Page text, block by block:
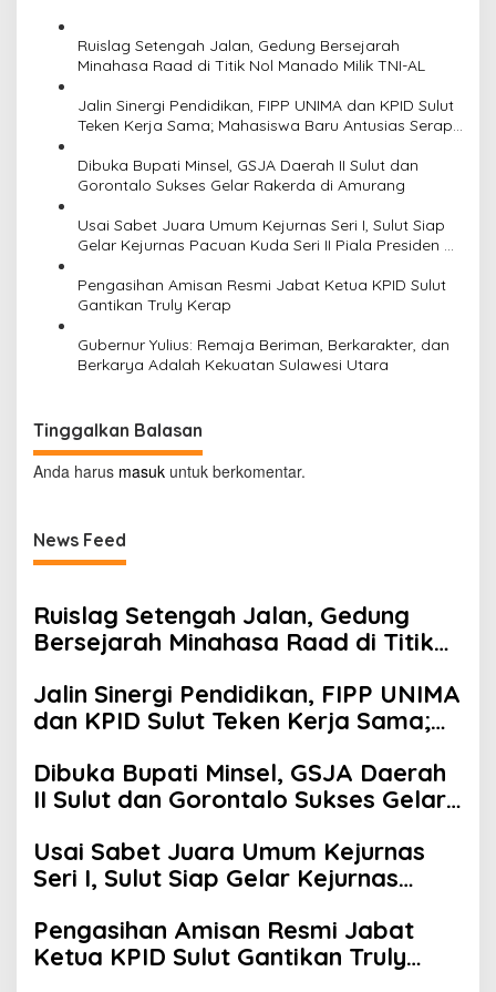
Ruislag Setengah Jalan, Gedung Bersejarah
Minahasa Raad di Titik Nol Manado Milik TNI-AL
Jalin Sinergi Pendidikan, FIPP UNIMA dan KPID Sulut
Teken Kerja Sama; Mahasiswa Baru Antusias Serap
Dibuka Bupati Minsel, GSJA Daerah II Sulut dan
Gorontalo Sukses Gelar Rakerda di Amurang
Usai Sabet Juara Umum Kejurnas Seri I, Sulut Siap
Gelar Kejurnas Pacuan Kuda Seri II Piala Presiden di
Pengasihan Amisan Resmi Jabat Ketua KPID Sulut
Gantikan Truly Kerap
Gubernur Yulius: Remaja Beriman, Berkarakter, dan
Berkarya Adalah Kekuatan Sulawesi Utara
Tinggalkan Balasan
Anda harus masuk untuk berkomentar.
News Feed
Ruislag Setengah Jalan, Gedung
Bersejarah Minahasa Raad di Titik
Jalin Sinergi Pendidikan, FIPP UNIMA
dan KPID Sulut Teken Kerja Sama;
Materi Literasi Penyiaran
Dibuka Bupati Minsel, GSJA Daerah
II Sulut dan Gorontalo Sukses Gelar
Usai Sabet Juara Umum Kejurnas
Seri I, Sulut Siap Gelar Kejurnas
Tompaso
Pengasihan Amisan Resmi Jabat
Ketua KPID Sulut Gantikan Truly